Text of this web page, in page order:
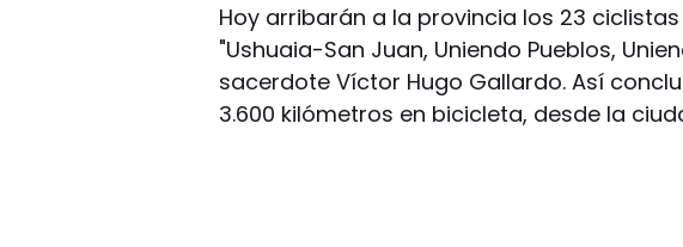
Hoy arribarán a la provincia los 23
"Ushuaia-San Juan, Uniendo Pueblos,
sacerdote Víctor Hugo Gallardo. Así
3.600 kilómetros en bicicleta, desde la